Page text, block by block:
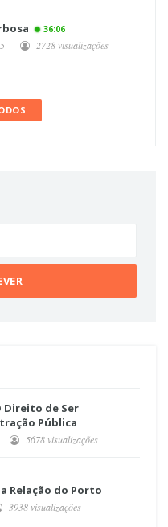
36:06
2728 visualizações
Direito de Ser
Pública
5678 visualizações
Relação do Porto
3938 visualizações